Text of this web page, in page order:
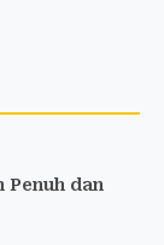
Penuh dan